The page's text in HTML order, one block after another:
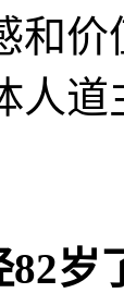
和
人
82岁